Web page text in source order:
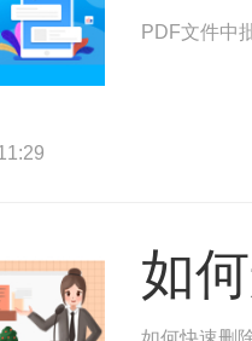
PDF文件中
如